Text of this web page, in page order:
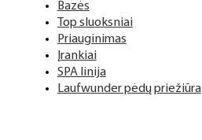
Bazės
Top sluoksniai
Priauginimas
Įrankiai
SPA linija
Laufwunder pėdų priežiūra